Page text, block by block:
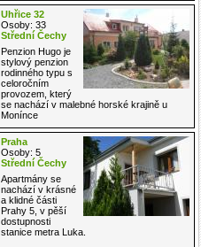
Uhřice 32
Osoby: 33
Střední Čechy
Penzion Hugo je
stylový penzion
rodinného typu s
celoročním
provozem, který
se nachází v malebné horské krajině u
Monínce
Praha
Osoby: 5
Střední Čechy
Apartmány se
nachází v krásné
a klidné části
Prahy 5, v pěší
dostupnosti
stanice metra Luka.